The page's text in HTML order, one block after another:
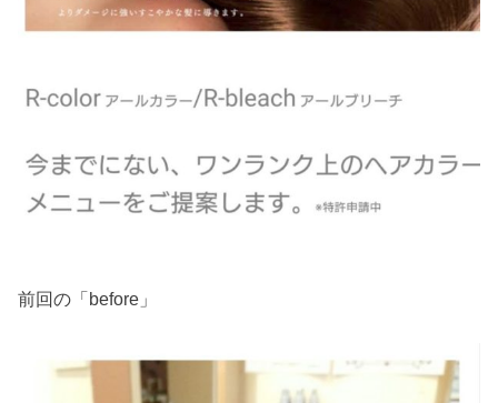
前回の「before」